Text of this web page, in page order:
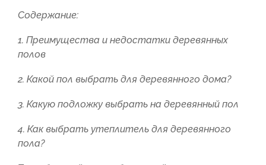
Содержание:
1. Преимущества и недостатки деревянных
полов
2. Какой пол выбрать для деревянного дома?
3. Какую подложку выбрать на деревянный пол
4. Как выбрать утеплитель для деревянного
пола?